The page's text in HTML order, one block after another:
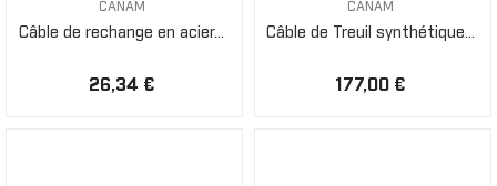
CANAM
Câble de rechange en acier...
26,34 €
CANAM
Câble de Treuil synthétique...
177,00 €